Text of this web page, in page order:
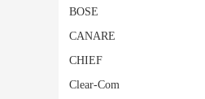
BOSE
CANARE
CHIEF
Clear-Com